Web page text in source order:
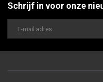
Schrijf in voor onze